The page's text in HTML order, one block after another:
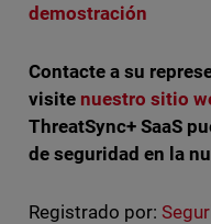
demostración
Contacte a su
visite nuestro sitio
ThreatSync+ SaaS
de seguridad en la
Registrado por: